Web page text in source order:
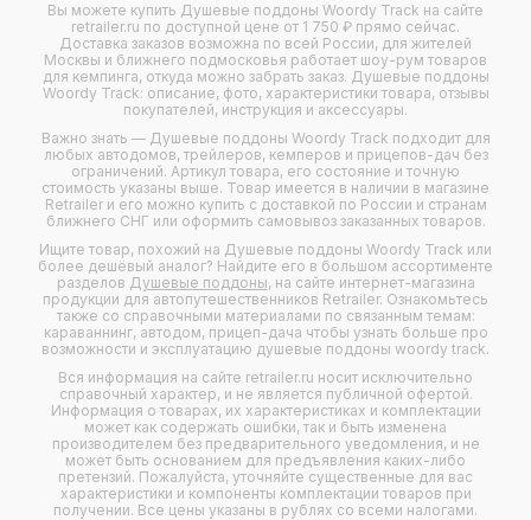
Вы можете купить Душевые поддоны Woordy Track на сайте
retrailer.ru по доступной цене от 1 750 ₽ прямо сейчас.
Доставка заказов возможна по всей России, для жителей
Москвы и ближнего подмосковья работает шоу-рум товаров
для кемпинга, откуда можно забрать заказ. Душевые поддоны
Woordy Track: описание, фото, характеристики товара, отзывы
покупателей, инструкция и аксессуары.
Важно знать — Душевые поддоны Woordy Track подходит для
любых автодомов, трейлеров, кемперов и прицепов-дач без
ограничений. Артикул товара, его состояние и точную
стоимость указаны выше. Товар имеется в наличии в магазине
Retrailer и его можно купить с доставкой по России и странам
ближнего СНГ или оформить самовывоз заказанных товаров.
Ищите товар, похожий на Душевые поддоны Woordy Track или
более дешёвый аналог? Найдите его в большом ассортименте
разделов Душевые поддоны, на сайте интернет-магазина
продукции для автопутешественников Retrailer. Ознакомьтесь
также со справочными материалами по связанным темам:
караваннинг, автодом, прицеп-дача чтобы узнать больше про
возможности и эксплуатацию душевые поддоны woordy track.
Вся информация на сайте retrailer.ru носит исключительно
справочный характер, и не является публичной офертой.
Информация о товарах, их характеристиках и комплектации
может как содержать ошибки, так и быть изменена
производителем без предварительного уведомления, и не
может быть основанием для предъявления каких-либо
претензий. Пожалуйста, уточняйте существенные для вас
характеристики и компоненты комплектации товаров при
получении. Все цены указаны в рублях со всеми налогами.